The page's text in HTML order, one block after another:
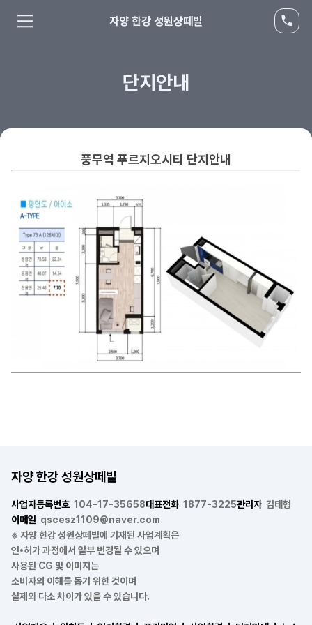
자양 한강 성원상떼빌
단지안내
풍무역 푸르지오시티 단지안내
자양 한강 성원상떼빌
사업자등록번호 104-17-35658대표전화 1877-3225관리자 김태형
이메일 qscesz1109@naver.com
※ 자양 한강 성원상떼빌에 기재된 사업계획은
인•허가 과정에서 일부 변경될 수 있으며
사용된 CG 및 이미지는
소비자의 이해를 돕기 위한 것이며
실제와 다소 차이가 있을 수 있습니다.